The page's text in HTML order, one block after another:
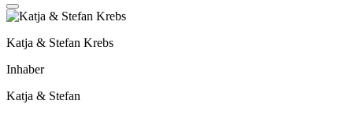
Katja & Stefan Krebs
Inhaber
Katja & Stefan